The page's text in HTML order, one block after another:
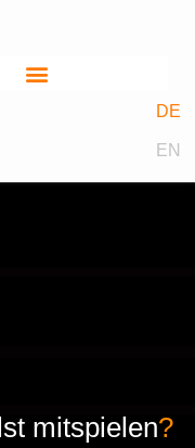
DE
EN
mitspielen?